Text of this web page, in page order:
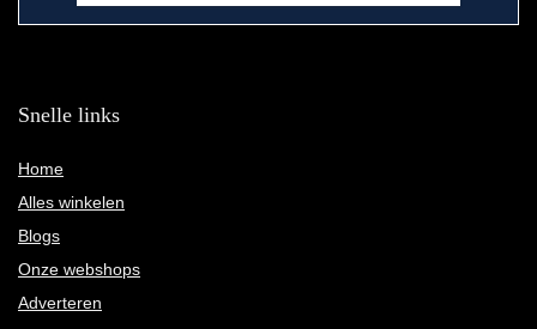
Snelle links
Home
Alles winkelen
Blogs
Onze webshops
Adverteren